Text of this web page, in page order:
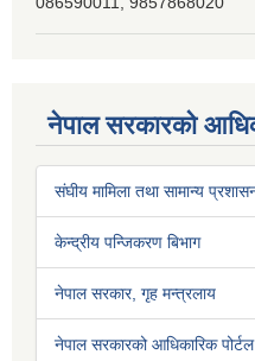
नेपाल सरकारको
संघीय मामिला तथा सामान्य
केन्द्रीय पन्जिकरण बिभाग
नेपाल सरकार, गृह मन्त्रलाय
नेपाल सरकारको आधिकारिक पोर्टल